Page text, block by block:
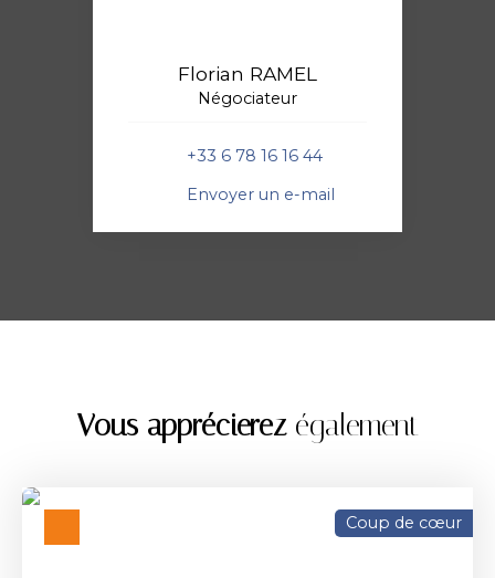
Florian RAMEL
Négociateur
+33 6 78 16 16 44
Envoyer un e-mail
Vous apprécierezégalement
Coup de cœur